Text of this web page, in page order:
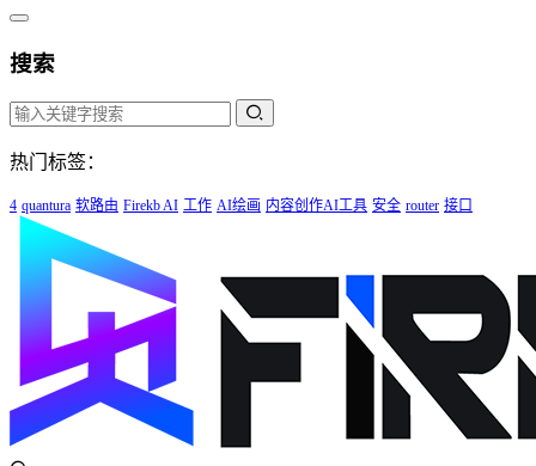
搜索
热门标签：
4 quantura 软路由 Firekb AI 工作 AI绘画 内容创作AI工具 安全 router 接口